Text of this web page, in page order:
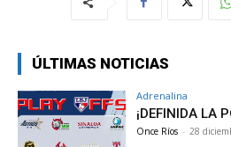
ÚLTIMAS NOTICIAS
Adrenalina
¡DEFINIDA LA
Once Ríos - 28